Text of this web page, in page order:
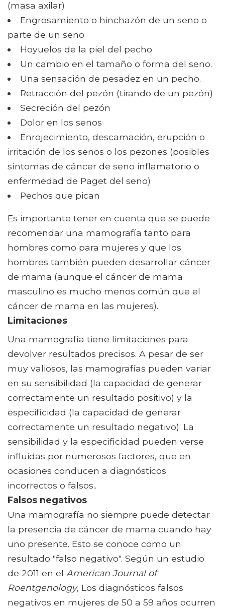
(masa axilar)
Engrosamiento o hinchazón de un seno o
parte de un seno
Hoyuelos de la piel del pecho
Un cambio en el tamaño o forma del seno.
Una sensación de pesadez en un pecho.
Retracción del pezón (tirando de un pezón)
Secreción del pezón
Dolor en los senos
Enrojecimiento, descamación, erupción o
irritación de los senos o los pezones (posibles
síntomas de cáncer de seno inflamatorio o
enfermedad de Paget del seno)
Pechos que pican
Es importante tener en cuenta que se puede
recomendar una mamografía tanto para
hombres como para mujeres y que los
hombres también pueden desarrollar cáncer
de mama (aunque el cáncer de mama
masculino es mucho menos común que el
cáncer de mama en las mujeres).
Limitaciones
Una mamografía tiene limitaciones para
devolver resultados precisos. A pesar de ser
muy valiosos, las mamografías pueden variar
en su sensibilidad (la capacidad de generar
correctamente un resultado positivo) y la
especificidad (la capacidad de generar
correctamente un resultado negativo). La
sensibilidad y la especificidad pueden verse
influidas por numerosos factores, que en
ocasiones conducen a diagnósticos
incorrectos o falsos..
Falsos negativos
Una mamografía no siempre puede detectar
la presencia de cáncer de mama cuando hay
uno presente. Esto se conoce como un
resultado "falso negativo". Según un estudio
de 2011 en el American Journal of
Roentgenology, Los diagnósticos falsos
negativos en mujeres de 50 a 59 años ocurren